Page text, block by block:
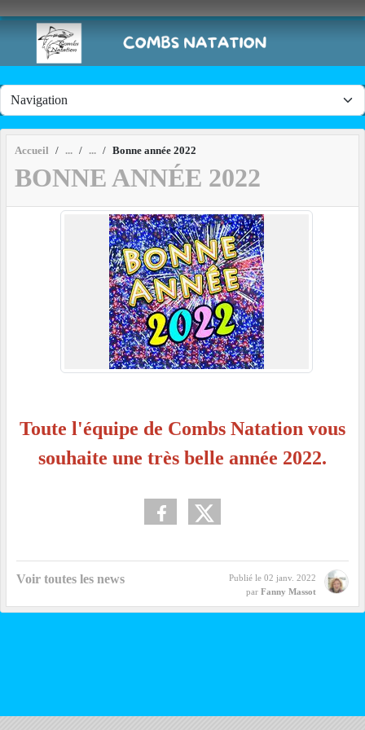
Accueil Bonne année 2022
BONNE ANNÉE 2022
Toute l'équipe de Combs Natation vous
souhaite une très belle année 2022.
Voir toutes les news Publié le 02 janv. 2022
par Fanny Massot